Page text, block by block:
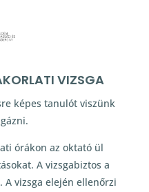
VIZSGA
képes tanulót viszünk
órákon az oktató ül
A vizsgabiztos a
A vizsga elején ellenőrzi